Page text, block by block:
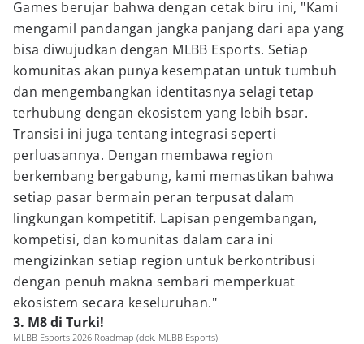
Games berujar bahwa dengan cetak biru ini, "Kami
mengamil pandangan jangka panjang dari apa yang
bisa diwujudkan dengan MLBB Esports. Setiap
komunitas akan punya kesempatan untuk tumbuh
dan mengembangkan identitasnya selagi tetap
terhubung dengan ekosistem yang lebih bsar.
Transisi ini juga tentang integrasi seperti
perluasannya. Dengan membawa region
berkembang bergabung, kami memastikan bahwa
setiap pasar bermain peran terpusat dalam
lingkungan kompetitif. Lapisan pengembangan,
kompetisi, dan komunitas dalam cara ini
mengizinkan setiap region untuk berkontribusi
dengan penuh makna sembari memperkuat
ekosistem secara keseluruhan."
3. M8 di Turki!
MLBB Esports 2026 Roadmap (dok. MLBB Esports)